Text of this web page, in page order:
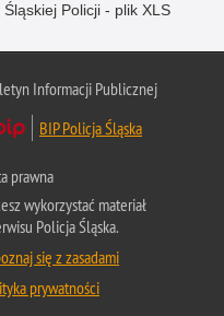
Policji - plik XLS
Informacji Publicznej
BIP Policja Śląska
prawna
wykorzystać materiał
Policja Śląska.
się z zasadami
prywatności